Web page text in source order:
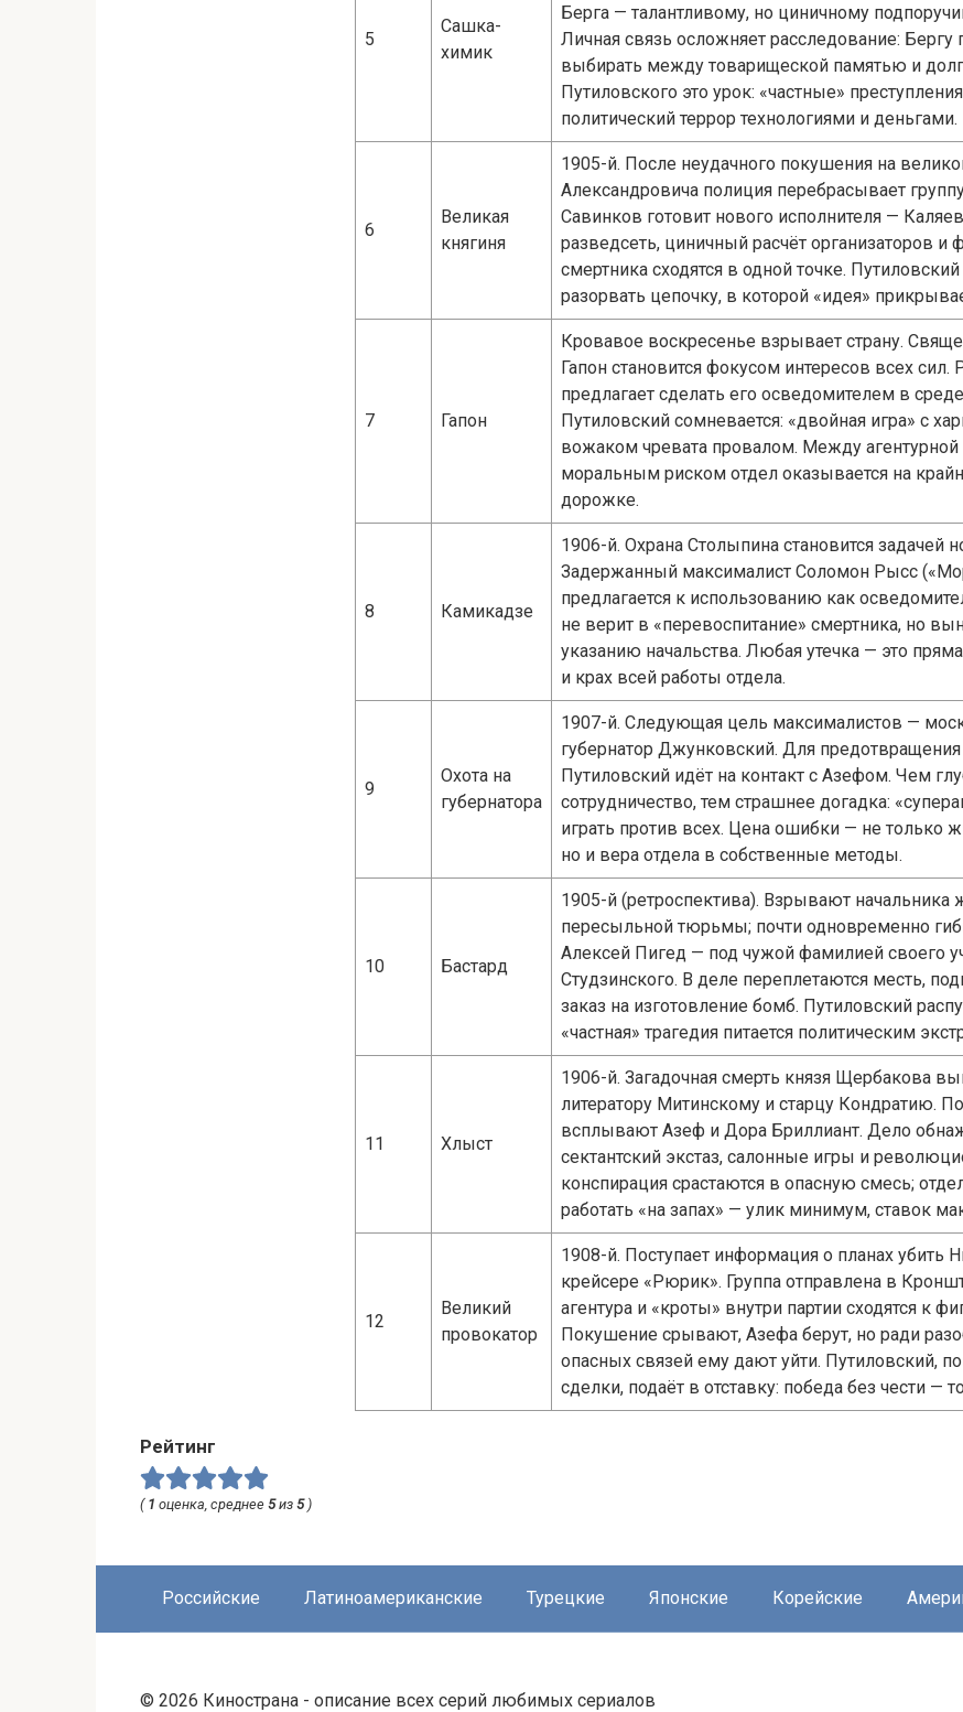
5
Сашка-
химик
Берга — талантливому, но циничному
Личная связь осложняет расследование: Бергу
выбирать между товарищеской памятью и
Путиловского это урок: «частные»
политический террор технологиями и деньгами.
6
Великая
княгиня
1905-й. После неудачного покушения на
Александровича полиция перебрасывает
Савинков готовит нового исполнителя —
разведсеть, циничный расчёт организаторов и
смертника сходятся в одной точке.
разорвать цепочку, в которой «идея»
7 Гапон
Кровавое воскресенье взрывает страну.
Гапон становится фокусом интересов всех сил.
предлагает сделать его осведомителем в
Путиловский сомневается: «двойная игра» с
вожаком чревата провалом. Между
моральным риском отдел оказывается на
дорожке.
8 Камикадзе
1906-й. Охрана Столыпина становится задачей
Задержанный максималист Соломон Рысс
предлагается к использованию как
не верит в «перевоспитание» смертника, но
указанию начальства. Любая утечка — это
и крах всей работы отдела.
9
Охота на
губернатора
1907-й. Следующая цель максималистов —
губернатор Джунковский. Для
Путиловский идёт на контакт с Азефом. Чем
сотрудничество, тем страшнее догадка:
играть против всех. Цена ошибки — не только
но и вера отдела в собственные методы.
10 Бастард
1905-й (ретроспектива). Взрывают начальника
пересыльной тюрьмы; почти одновременно
Алексей Пигед — под чужой фамилией своего
Студзинского. В деле переплетаются месть,
заказ на изготовление бомб. Путиловский
«частная» трагедия питается политическим
11 Хлыст
1906-й. Загадочная смерть князя Щербакова
литератору Митинскому и старцу Кондратию.
всплывают Азеф и Дора Бриллиант. Дело
сектантский экстаз, салонные игры и
конспирация срастаются в опасную смесь;
работать «на запах» — улик минимум, ставок
12
Великий
провокатор
1908-й. Поступает информация о планах убить
крейсере «Рюрик». Группа отправлена в
агентура и «кроты» внутри партии сходятся к
Покушение срывают, Азефа берут, но ради
опасных связей ему дают уйти. Путиловский,
сделки, подаёт в отставку: победа без чести —
Рейтинг
( 1 оценка, среднее 5из 5)
Российские Латиноамериканские Турецкие Японские Корейские
© 2026 Кинострана - описание всех серий любимых сериалов